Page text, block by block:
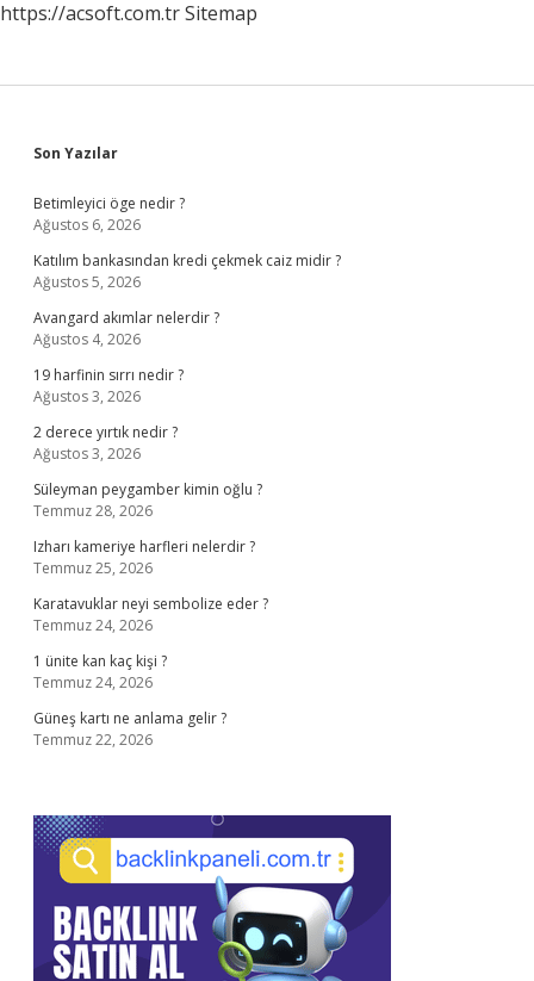
https://acsoft.com.trSitemap
Sidebar
Son Yazılar
Betimleyici öge nedir ?
Ağustos 6, 2026
Katılım bankasından kredi çekmek caiz midir ?
Ağustos 5, 2026
Avangard akımlar nelerdir ?
Ağustos 4, 2026
19 harfinin sırrı nedir ?
Ağustos 3, 2026
2 derece yırtık nedir ?
Ağustos 3, 2026
Süleyman peygamber kimin oğlu ?
Temmuz 28, 2026
Izharı kameriye harfleri nelerdir ?
Temmuz 25, 2026
Karatavuklar neyi sembolize eder ?
Temmuz 24, 2026
1 ünite kan kaç kişi ?
Temmuz 24, 2026
Güneş kartı ne anlama gelir ?
Temmuz 22, 2026